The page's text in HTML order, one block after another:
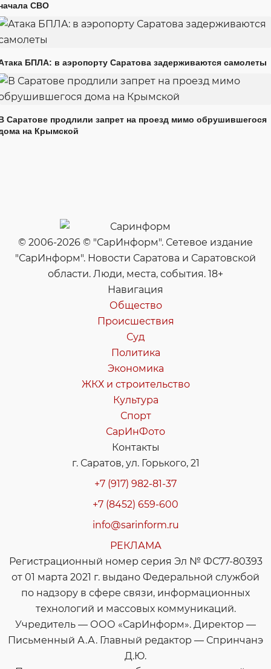
СВО
БПЛА: в аэропорту Саратова задерживаются самолеты
Саратове продлили запрет на проезд мимо обрушившегося
на Крымской
© 2006-2026 © "СарИнформ". Сетевое издание
"СарИнформ". Новости Саратова и Саратовской
области. Люди, места, события. 18+
Навигация
Общество
Происшествия
Суд
Политика
Экономика
ЖКХ и строительство
Культура
Спорт
СарИнФото
Контакты
г. Саратов, ул. Горького, 21
+7 (917) 982-81-37
+7 (8452) 659-600
info@sarinform.ru
РЕКЛАМА
Регистрационный номер серия Эл № ФС77-80393
от 01 марта 2021 г. выдано Федеральной службой
по надзору в сфере связи, информационных
технологий и массовых коммуникаций.
Учредитель — ООО «СарИнформ». Директор —
Письменный А.А. Главный редактор — Спринчанэ
Д.Ю.